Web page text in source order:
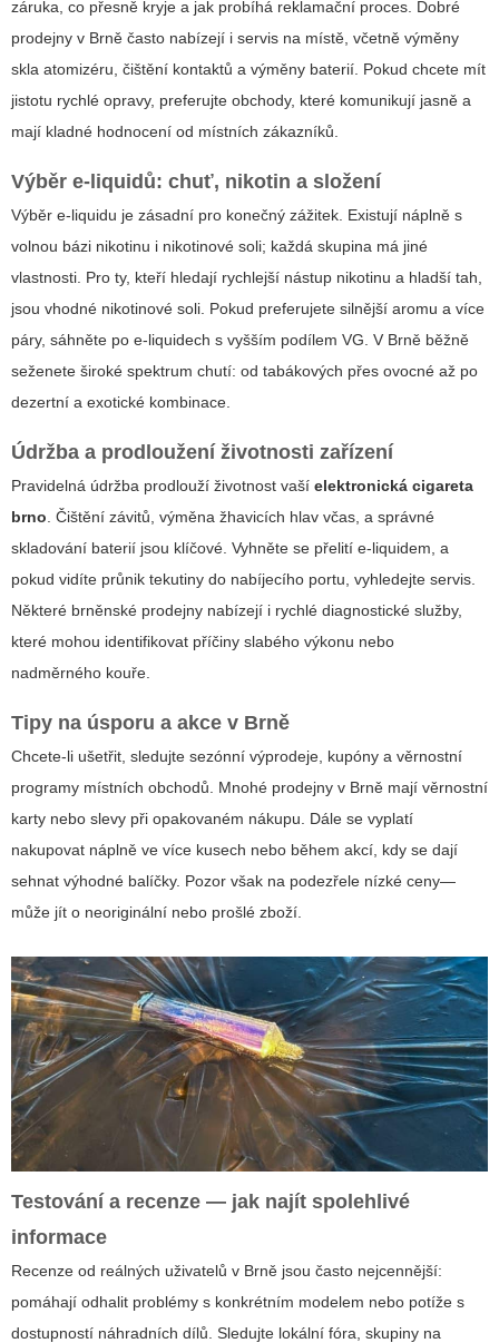
záruka, co přesně kryje a jak probíhá reklamační proces. Dobré
prodejny v Brně často nabízejí i servis na místě, včetně výměny
skla atomizéru, čištění kontaktů a výměny baterií. Pokud chcete mít
jistotu rychlé opravy, preferujte obchody, které komunikují jasně a
mají kladné hodnocení od místních zákazníků.
Výběr e-liquidů: chuť, nikotin a složení
Výběr e-liquidu je zásadní pro konečný zážitek. Existují náplně s
volnou bázi nikotinu i nikotinové soli; každá skupina má jiné
vlastnosti. Pro ty, kteří hledají rychlejší nástup nikotinu a hladší tah,
jsou vhodné nikotinové soli. Pokud preferujete silnější aromu a více
páry, sáhněte po e-liquidech s vyšším podílem VG. V Brně běžně
seženete široké spektrum chutí: od tabákových přes ovocné až po
dezertní a exotické kombinace.
Údržba a prodloužení životnosti zařízení
Pravidelná údržba prodlouží životnost vaší elektronická cigareta
brno. Čištění závitů, výměna žhavicích hlav včas, a správné
skladování baterií jsou klíčové. Vyhněte se přelití e-liquidem, a
pokud vidíte průnik tekutiny do nabíjecího portu, vyhledejte servis.
Některé brněnské prodejny nabízejí i rychlé diagnostické služby,
které mohou identifikovat příčiny slabého výkonu nebo
nadměrného kouře.
Tipy na úsporu a akce v Brně
Chcete-li ušetřit, sledujte sezónní výprodeje, kupóny a věrnostní
programy místních obchodů. Mnohé prodejny v Brně mají věrnostní
karty nebo slevy při opakovaném nákupu. Dále se vyplatí
nakupovat náplně ve více kusech nebo během akcí, kdy se dají
sehnat výhodné balíčky. Pozor však na podezřele nízké ceny—
může jít o neoriginální nebo prošlé zboží.
Testování a recenze — jak najít spolehlivé
informace
Recenze od reálných uživatelů v Brně jsou často nejcennější:
pomáhají odhalit problémy s konkrétním modelem nebo potíže s
dostupností náhradních dílů. Sledujte lokální fóra, skupiny na